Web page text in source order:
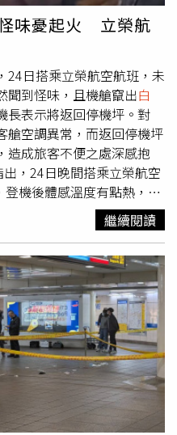
程處置。捷運警察隊則提
台紅色緊急通話鈕，或撥
怪味憂起火 立榮航
24日搭乘立榮航空航班，未
聞到怪味，且機艙竄出白
長表示將返回停機坪。對
艙空調異常，而返回停機坪
造成旅客不便之處深感抱
，24日晚間搭乘立榮航空
機後體感溫度有點熱，隨
覺，因此立即告知空服員，
長隨後廣播，指其狀況是空
。不過約莫過2到3分鐘，有
無法呼吸」，並要求開安全
反映，相當擔憂「會不會
長則再次廣播表示「我們將
空今（25）日公開發聲表
航班，於滑行時因客艙空調
進行檢查，同時也立刻調派
期間提供旅客點心及飲料。
晚間抵達澎湖，對於造成旅
。
繼續閱讀